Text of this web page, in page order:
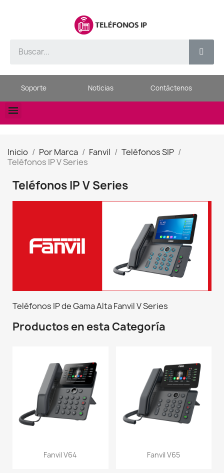
Soporte Noticias Contáctenos
Inicio Por Marca Fanvil
Teléfonos SIP
Teléfonos IP V Series
Teléfonos IP V Series
Teléfonos IP de Gama Alta Fanvil V Series
Productos en esta Categoría
Fanvil V64 Fanvil V65